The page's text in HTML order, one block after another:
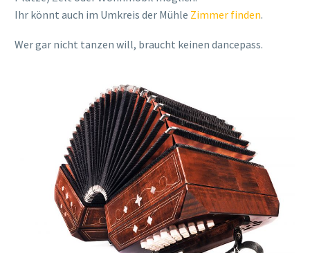
Ihr könnt auch im Umkreis der Mühle Zimmer finden.
Wer gar nicht tanzen will, braucht keinen dancepass.